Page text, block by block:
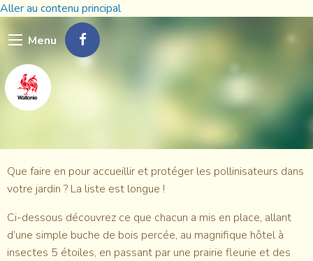
Aller au contenu principal
Menu
Que faire en pour accueillir et protéger les pollinisateurs dans
votre jardin ? La liste est longue !
Ci-dessous découvrez ce que chacun a mis en place, allant
d’une simple buche de bois percée, au magnifique hôtel à
insectes 5 étoiles, en passant par une prairie fleurie et des